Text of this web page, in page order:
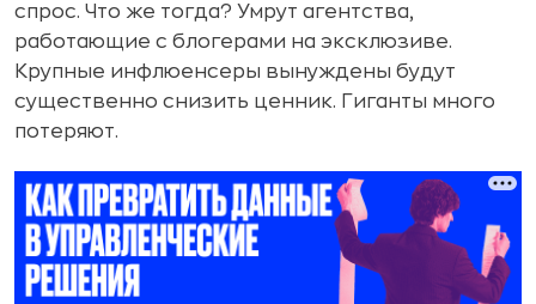
спрос. Что же тогда? Умрут агентства,
работающие с блогерами на эксклюзиве.
Крупные инфлюенсеры вынуждены будут
существенно снизить ценник. Гиганты много
потеряют.